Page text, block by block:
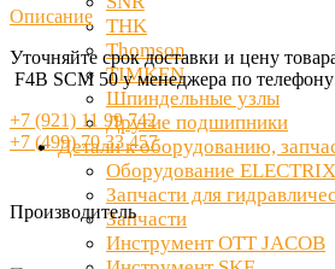
THK
Thomson
TIMKEN
Шпиндельные узлы
Другие подшипники
Детали к оборудованию,
Оборудование ELECTRIX
Запчасти для
Запчасти
Инструмент OTT JACOB
Описание
Уточняйте срок доставки и цену
F4B SCM 50 у менеджера по
+7 (921) 11 99 742
+7 (499) 70 33 457
Производитель